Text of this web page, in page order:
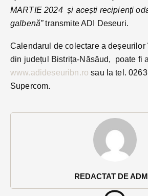
REDACTAT DE
MARTIE 2024 și acești recipienți
galbenă”transmite ADI Deseuri.
Calendarul de colectare a
din județul Bistrița-Năsăud, poate fi
www.adideseuribn.ro sau la tel.
Supercom.